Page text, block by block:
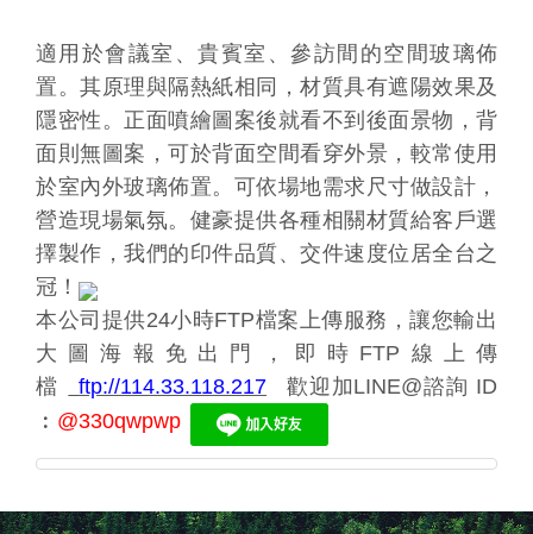
適用於會議室、貴賓室、參訪間的空間玻璃佈
置。其原理與隔熱紙相同，材質具有遮陽效果及
隱密性。正面噴繪圖案後就看不到後面景物，背
面則無圖案，可於背面空間看穿外景，較常使用
於室內外玻璃佈置。可依場地需求尺寸做設計，
營造現場氣氛。健豪提供各種相關材質給客戶選
擇製作，我們的印件品質、交件速度位居全台之
冠！
本公司提供24小時FTP檔案上傳服務，讓您輸出
大圖海報免出門，即時FTP線上傳
檔
ftp://114.33.118.217 歡迎加LINE@諮詢 ID
︰ @330qwpwp